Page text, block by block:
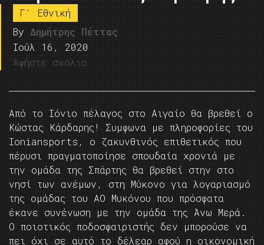
Γ' Εθνική
By Δημήτρης Πέττας
Ιούλ 16, 2020
Αφήστε σχόλιο
Από το Ιόνιο πέλαγος στο Αιγαίο θα βρεθεί ο
Κώστας Κάρδαρης! Συμφωνα με πληροφορίες του
Ioniansports, o ζακυνθινός επιθετικός που
πέρυσι πραγματοποίησε σπουδαία χρονιά με
την ομάδα της Σπάρτης θα βρεθεί στην στο
νησί των ανέμων, στη Μύκονο για λογαριασμό
της ομάδας του ΑΟ Μυκόνου που πρόσφατα
έκανε συνένωση με την ομάδα της Άνω Μερά.
Ο ποιοτικός ποδοσφαιριστής δεν μπορούσε να
πει όχι σε αυτό το δέλεαρ αφού η οικονομική